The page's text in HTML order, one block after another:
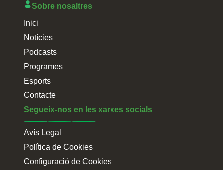
Sobre nosaltres
Inici
Notícies
Podcasts
Programes
Esports
Contacte
Segueix-nos en les xarxes socials
Avís Legal
Política de Cookies
Configuració de Cookies